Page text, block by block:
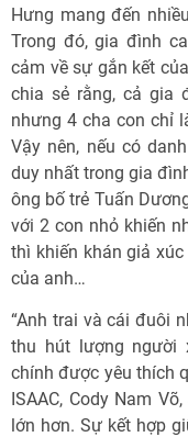
Hưng mang đến
Trong đó, gia đình
cảm về sự gắn kết
chia sẻ rằng, cả gia
nhưng 4 cha con chỉ
Vậy nên, nếu có
duy nhất trong gia
ông bố trẻ Tuấn
với 2 con nhỏ khiến
thì khiến khán giả
của anh…
“Anh trai và cái đuôi
thu hút lượng người
chính được yêu thích
ISAAC, Cody Nam
lớn hơn. Sự kết hợp